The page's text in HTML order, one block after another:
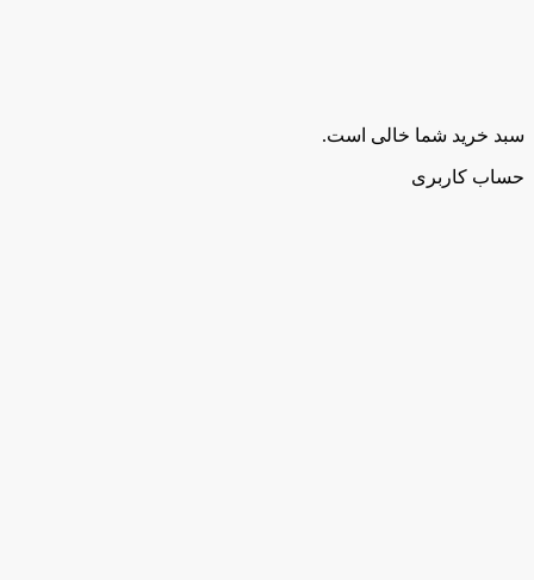
سبد خرید شما خالی است.
حساب کاربری